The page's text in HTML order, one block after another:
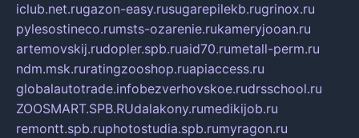
iclub.net.rugazon-easy.rusugarepilekb.rugrinox.ru
pylesostineco.rumsts-ozarenie.rukameryjooan.ru
artemovskij.rudopler.spb.ruaid70.rumetall-perm.ru
ndm.msk.ruratingzooshop.ruapiaccess.ru
globalautotrade.infobezverhovskoe.rudrsschool.ru
ZOOSMART.SPB.RUdalakony.rumedikijob.ru
remontt.spb.ruphotostudia.spb.rumyragon.ru